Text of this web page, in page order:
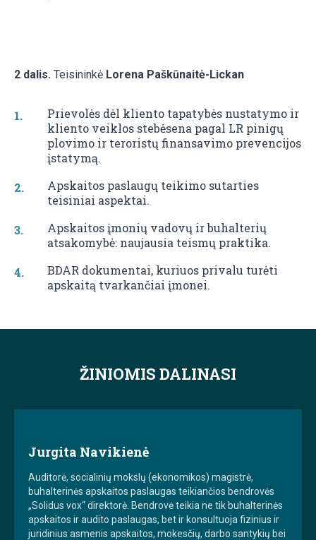
2 dalis. Teisininkė Lorena Paškūnaitė-Lickan
Prievolės dėl kliento tapatybės nustatymo ir
kliento veiklos stebėsena pagal LR pinigų
plovimo ir teroristų finansavimo prevencijos
įstatymą.
Apskaitos paslaugų teikimo sutarties
teisiniai aspektai.
Apskaitos įmonių vadovų ir buhalterių
atsakomybė: naujausia teismų praktika.
BDAR dokumentai, kuriuos privalu turėti
apskaitą tvarkančiai įmonei.
ŽINIOMIS DALINASI
Jurgita Navikienė
Auditorė, socialinių mokslų (ekonomikos) magistrė,
buhalterinės apskaitos paslaugas teikiančios bendrovės
„Solidus vox“ direktorė. Bendrovė teikia ne tik buhalterinės
apskaitos ir audito paslaugas, bet ir konsultuoja fizinius ir
juridinius asmenis apskaitos, mokesčių, darbo santykių bei